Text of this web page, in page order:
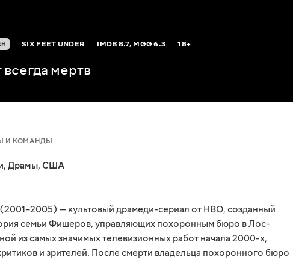
SIX FEET UNDER IMDB8.7, MGG6.3 18+
мертв
И КОМАНДЫ
, Драмы, США
— культовый драмеди-сериал от HBO, созданный
семьи Фишеров, управляющих похоронным бюро в Лос-
из самых значимых телевизионных работ начала 2000-х,
и зрителей. После смерти владельца похоронного бюро